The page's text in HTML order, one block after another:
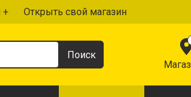
+ Открыть свой магазин